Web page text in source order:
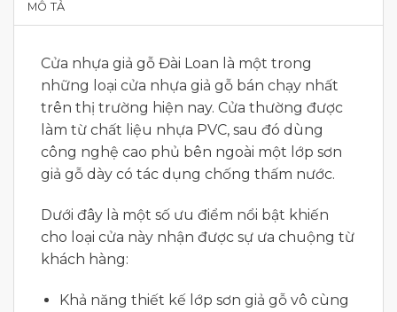
MÔ TẢ
Cửa nhựa giả gỗ Đài Loan là một trong
những loại cửa nhựa giả gỗ bán chạy nhất
trên thị trường hiện nay. Cửa thường được
làm từ chất liệu nhựa PVC, sau đó dùng
công nghệ cao phủ bên ngoài một lớp sơn
giả gỗ dày có tác dụng chống thấm nước.
Dưới đây là một số ưu điểm nổi bật khiến
cho loại cửa này nhận được sự ưa chuộng từ
khách hàng:
Khả năng thiết kế lớp sơn giả gỗ vô cùng